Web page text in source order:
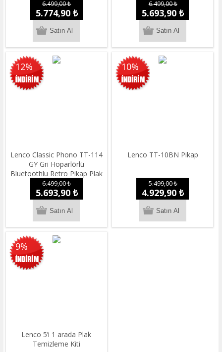
Çalar
6.499,00 ₺
5.774,90 ₺
Çalar USBli
6.499,00 ₺
5.693,90 ₺
12%
Lenco Classic Phono TT-114
GY Gri Hoparlörlü
Bluetoothlu Retro Pikap Plak
Çalar USB li
6.499,00 ₺
5.693,90 ₺
10%
Lenco TT-10BN Pikap
5.499,00 ₺
4.929,90 ₺
9%
Lenco 5’i 1 arada Plak
Temizleme Kiti